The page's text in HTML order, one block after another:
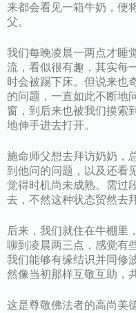
来都会看见一箱牛奶，便
父。
我们每晚凌晨一两点才睡
流，看似很有趣，其实每
时会被踢下床。但说来也
的问题，一直如此不断地
窗，到后来也被我们摸索
地伸手进去打开。
施命师父想去拜访奶奶，
到他问的问题，以及还看
觉得时机尚未成熟。需过
去，不然这种状态贸然去
后来，我们就住在牛棚里
聊到凌晨两三点，感觉有
我们能够有缘结识并同修
然像当初那样互敬互助，
这是尊敬佛法者的高尚美